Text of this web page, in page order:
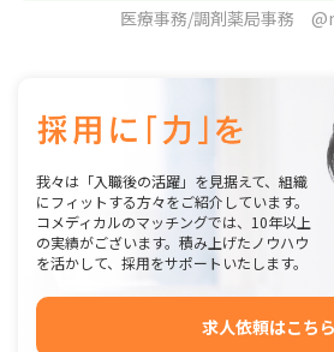
医療事務/調剤薬局事務
我々は「入職後の活躍」を見据えて、組織
にフィットする方々をご紹介しています。
コメディカルのマッチングでは、10年以上
の実績がございます。積み上げたノウハウ
を活かして、採用をサポートいたします。
求人依頼はこちら